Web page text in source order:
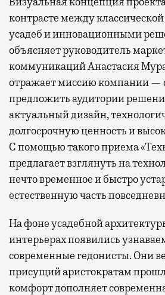
контрасте между
усадеб и инновационными
объясняет руководитель
коммуникаций Анастасия
отражает миссию компании —
предложить аудитории
актуальный дизайн,
долгосрочную ценность и
С помощью такого приема
предлагает взглянуть на
нечто временное и быстро
естественную часть
На фоне усадебной
интерьерах появились
современные гедонисты. Они
присущий аристократам
комфорт дополняет